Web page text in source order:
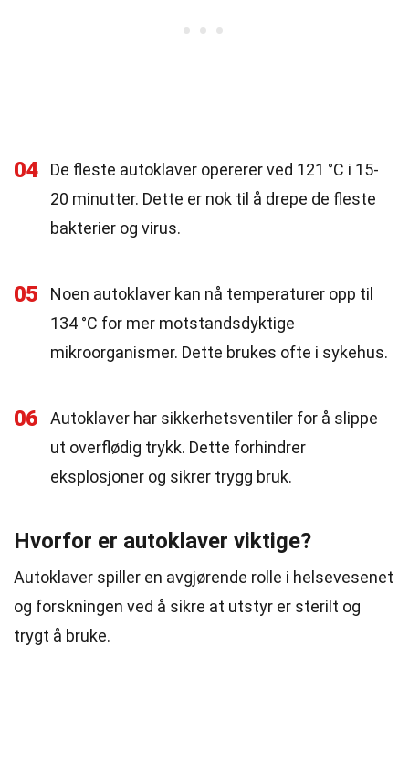
04
De fleste autoklaver opererer ved 121 °C i 15-
20 minutter. Dette er nok til å drepe de fleste
bakterier og virus.
05
Noen autoklaver kan nå temperaturer opp til
134 °C for mer motstandsdyktige
mikroorganismer. Dette brukes ofte i sykehus.
06
Autoklaver har sikkerhetsventiler for å slippe
ut overflødig trykk. Dette forhindrer
eksplosjoner og sikrer trygg bruk.
Hvorfor er autoklaver viktige?
Autoklaver spiller en avgjørende rolle i helsevesenet
og forskningen ved å sikre at utstyr er sterilt og
trygt å bruke.